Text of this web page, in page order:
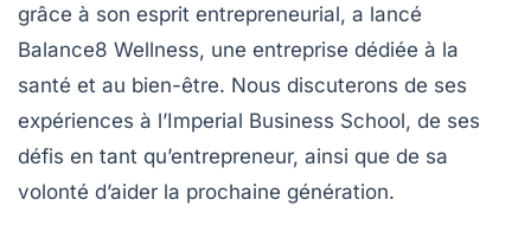
grâce à son esprit entrepreneurial, a lancé
Balance8 Wellness, une entreprise dédiée à la
santé et au bien-être. Nous discuterons de ses
expériences à l’Imperial Business School, de ses
défis en tant qu’entrepreneur, ainsi que de sa
volonté d’aider la prochaine génération.